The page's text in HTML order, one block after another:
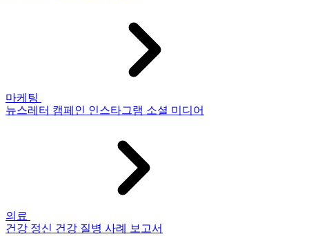
마케팅
뉴스레터 캠페인 인스타그램 소셜 미디어
의료
건강 정신 건강 질병 사례 보고서